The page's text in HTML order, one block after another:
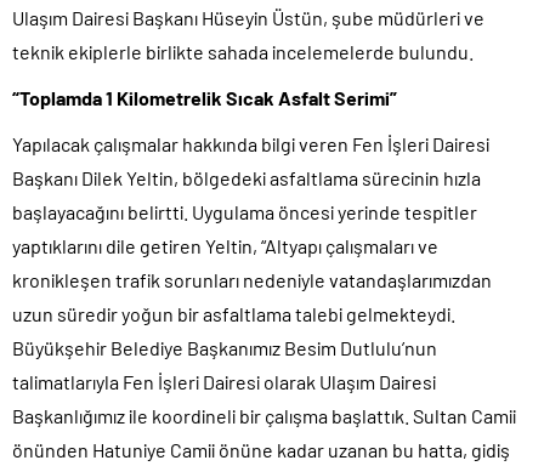
Ulaşım Dairesi Başkanı Hüseyin Üstün, şube müdürleri ve
teknik ekiplerle birlikte sahada incelemelerde bulundu.
“Toplamda 1 Kilometrelik Sıcak Asfalt Serimi”
Yapılacak çalışmalar hakkında bilgi veren Fen İşleri Dairesi
Başkanı Dilek Yeltin, bölgedeki asfaltlama sürecinin hızla
başlayacağını belirtti. Uygulama öncesi yerinde tespitler
yaptıklarını dile getiren Yeltin, “Altyapı çalışmaları ve
kronikleşen trafik sorunları nedeniyle vatandaşlarımızdan
uzun süredir yoğun bir asfaltlama talebi gelmekteydi.
Büyükşehir Belediye Başkanımız Besim Dutlulu’nun
talimatlarıyla Fen İşleri Dairesi olarak Ulaşım Dairesi
Başkanlığımız ile koordineli bir çalışma başlattık. Sultan Camii
önünden Hatuniye Camii önüne kadar uzanan bu hatta, gidiş